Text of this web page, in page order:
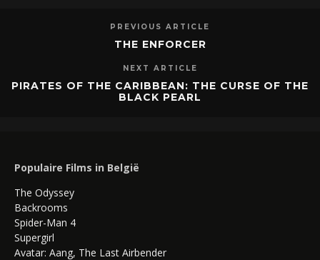
PREVIOUS ARTICLE
THE ENFORCER
NEXT ARTICLE
PIRATES OF THE CARIBBEAN: THE CURSE OF THE
BLACK PEARL
Populaire Films in België
The Odyssey
Backrooms
Spider-Man 4
Supergirl
Avatar: Aang, The Last Airbender